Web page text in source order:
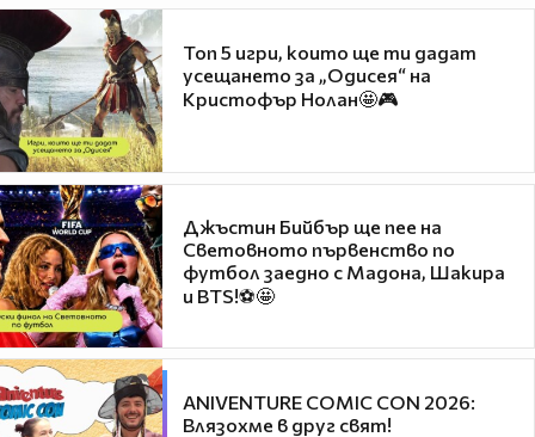
Топ 5 игри, които ще ти дадат
усещането за „Одисея“ на
Кристофър Нолан🤩🎮
Джъстин Бийбър ще пее на
Световното първенство по
футбол заедно с Мадона, Шакира
и BTS!⚽🤩
ANIVENTURE COMIC CON 2026:
Влязохме в друг свят!